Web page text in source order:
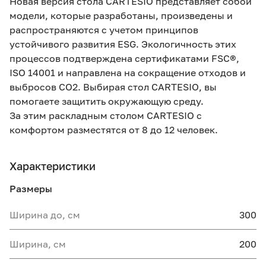
модели, которые разработаны, произведены и
распространяются с учетом принципов
устойчивого развития ESG. Экологичность этих
процессов подтверждена сертификатами FSC®,
ISO 14001 и направлена на сокращение отходов и
выбросов CO2. Выбирая стол CARTESIO, вы
помогаете защитить окружающую среду.
За этим раскладным столом CARTESIO с
комфортом разместятся от 8 до 12 человек.
Характеристики
Размеры
Ширина до, см 300
Ширина, см 200